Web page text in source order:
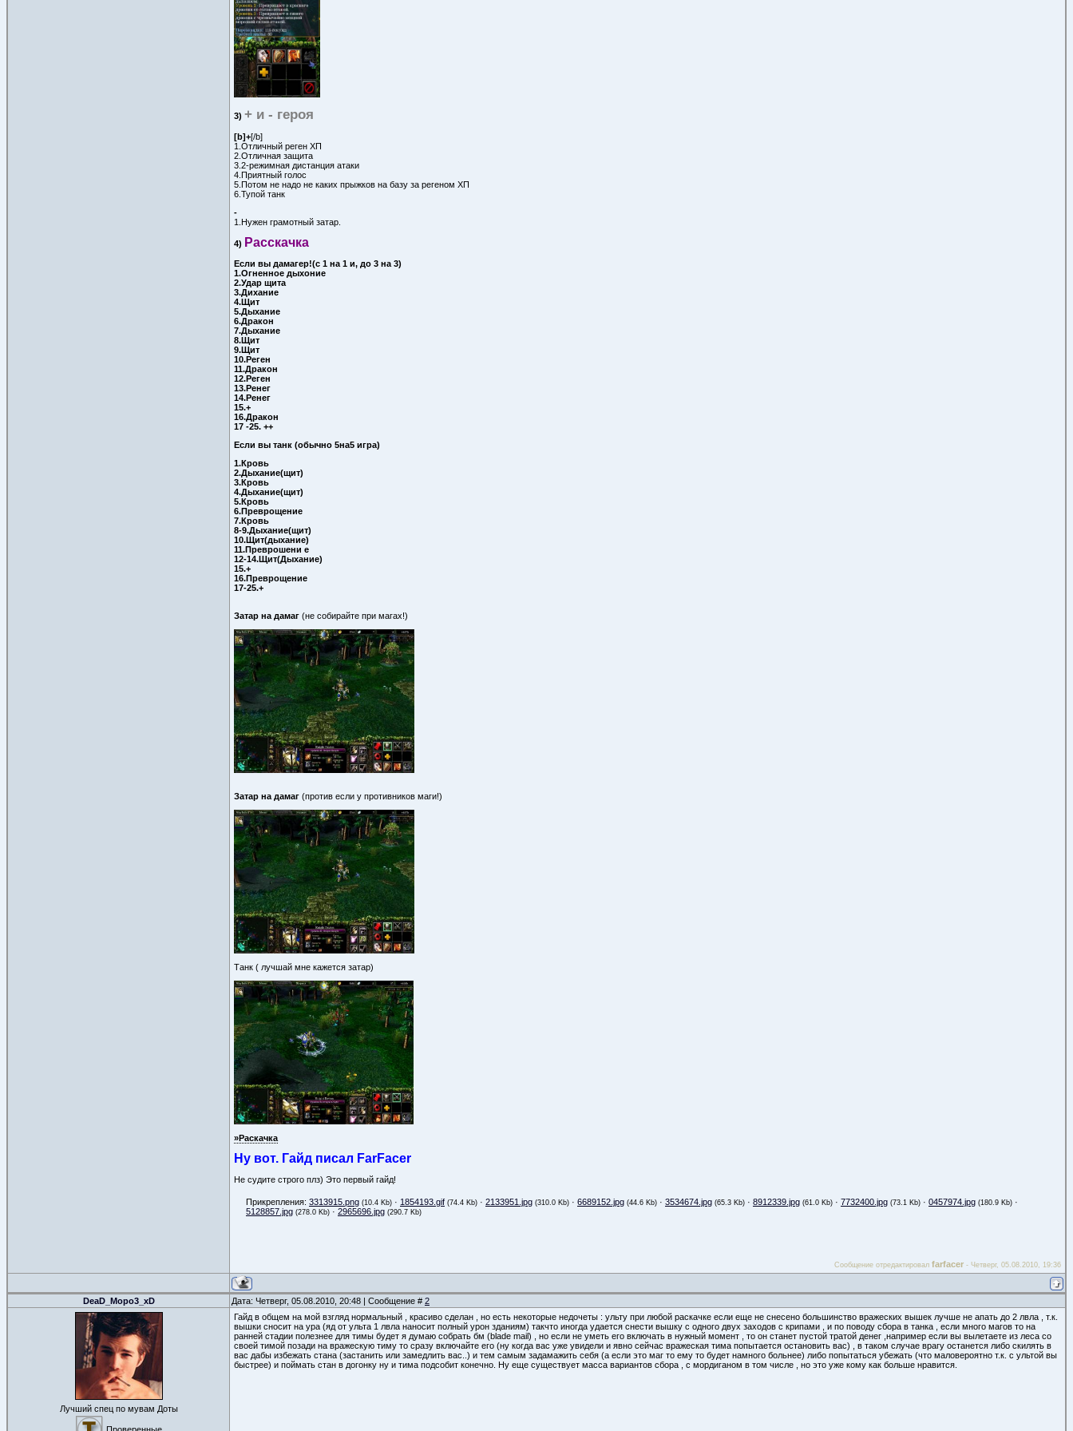
3) + и - героя
[b]+[/b]
1.Отличный реген ХП
2.Отличная защита
3.2-режимная дистанция атаки
4.Приятный голос
5.Потом не надо не каких прыжков на базу за регеном ХП
6.Тупой танк
-
1.Нужен грамотный затар.
4) Расскачка
Если вы дамагер!(с 1 на 1 и, до 3 на 3)
1.Огненное дыхоние
2.Удар щита
3.Дихание
4.Щит
5.Дыхание
6.Дракон
7.Дыхание
8.Щит
9.Щит
10.Реген
11.Дракон
12.Реген
13.Ренег
14.Ренег
15.+
16.Дракон
17 -25. ++
Если вы танк (обычно 5на5 игра)
1.Кровь
2.Дыхание(щит)
3.Кровь
4.Дыхание(щит)
5.Кровь
6.Преврощение
7.Кровь
8-9.Дыхание(щит)
10.Щит(дыхание)
11.Преврошени е
12-14.Щит(Дыхание)
15.+
16.Преврощение
17-25.+
Затар на дамаг (не собирайте при магах!)
Затар на дамаг (против если у противников маги!)
Танк ( лучшай мне кажется затар)
»Раскачка
Ну вот. Гайд писал FarFacer
Не судите строго плз) Это первый гайд!
Прикрепления: 3313915.png (10.4 Kb) · 1854193.gif (74.4 Kb) · 2133951.jpg (310.0 Kb) · 6689152.jpg (44.6 Kb) · 3534674.jpg (65.3 Kb) · 8912339.jpg (61.0 Kb) · 7732400.jpg (73.1 Kb) · 0457974.jpg (180.9 Kb) ·
5128857.jpg (278.0 Kb) · 2965696.jpg (290.7 Kb)
Сообщение отредактировал farfacer - Четверг, 05.08.2010, 19:36
DeaD_Mopo3_xD Дата: Четверг, 05.08.2010, 20:48 | Сообщение # 2
Лучший спец по мувам Доты
Гайд в общем на мой взгляд нормальный , красиво сделан , но есть некоторые недочеты : ульту при любой раскачке если еще не снесено большинство вражеских вышек лучше не апать до 2 лвла , т.к.
вышки сносит на ура (яд от ульта 1 лвла наносит полный урон зданиям) такчто иногда удается снести вышку с одного двух заходов с крипами , и по поводу сбора в танка , если много магов то на
ранней стадии полезнее для тимы будет я думаю собрать бм (blade mail) , но если не уметь его включать в нужный момент , то он станет пустой тратой денег ,например если вы вылетаете из леса со
своей тимой позади на вражескую тиму то сразу включайте его (ну когда вас уже увидели и явно сейчас вражеская тима попытается остановить вас) , в таком случае врагу останется либо скилять в
вас дабы избежать стана (застанить или замедлить вас..) и тем самым задамажить себя (а если это маг то ему то будет намного больнее) либо попытаться убежать (что маловероятно т.к. с ультой вы
быстрее) и поймать стан в догонку ну и тима подсобит конечно. Ну еще существует масса вариантов сбора , с мордиганом в том числе , но это уже кому как больше нравится.